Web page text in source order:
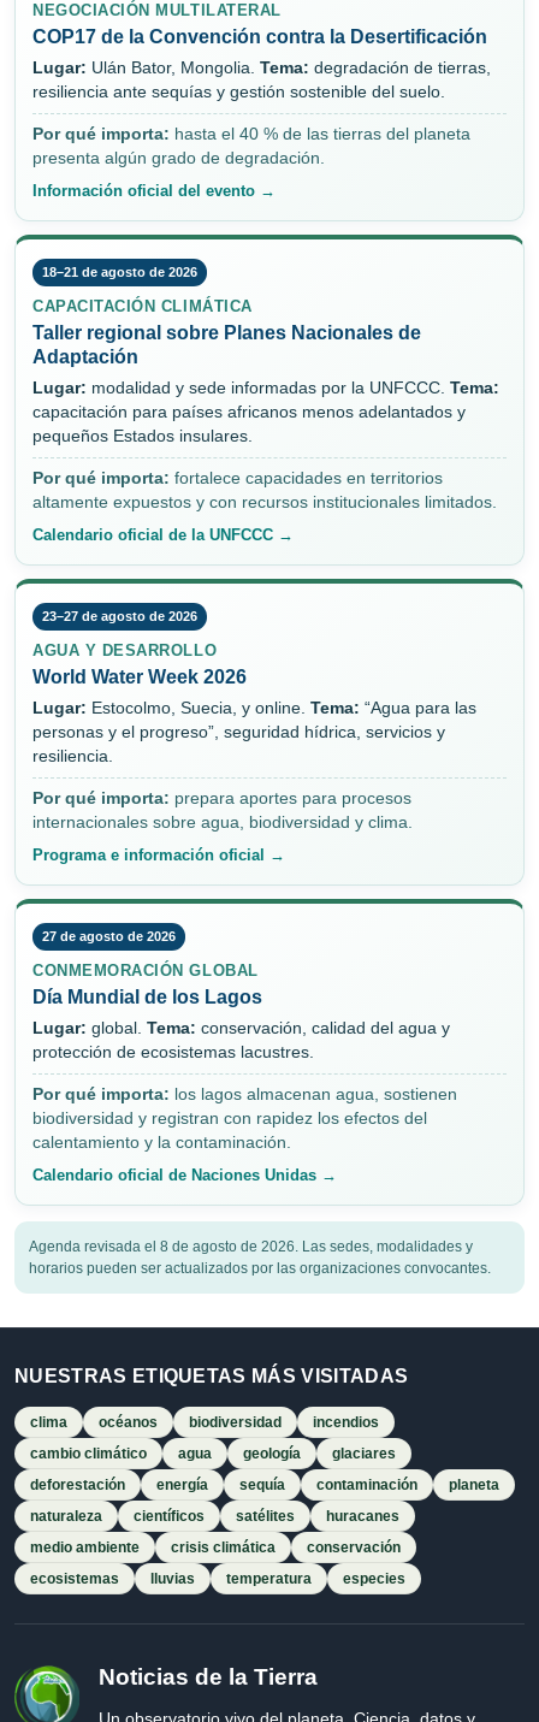
NEGOCIACIÓN MULTILATERAL
COP17 de la Convención contra la Desertificación
Lugar: Ulán Bator, Mongolia. Tema: degradación de tierras,
resiliencia ante sequías y gestión sostenible del suelo.
Por qué importa: hasta el 40 % de las tierras del planeta
presenta algún grado de degradación.
Información oficial del evento →
18–21 de agosto de 2026
CAPACITACIÓN CLIMÁTICA
Taller regional sobre Planes Nacionales de
Adaptación
Lugar: modalidad y sede informadas por la UNFCCC. Tema:
capacitación para países africanos menos adelantados y
pequeños Estados insulares.
Por qué importa: fortalece capacidades en territorios
altamente expuestos y con recursos institucionales limitados.
Calendario oficial de la UNFCCC →
23–27 de agosto de 2026
AGUA Y DESARROLLO
World Water Week 2026
Lugar: Estocolmo, Suecia, y online. Tema: “Agua para las
personas y el progreso”, seguridad hídrica, servicios y
resiliencia.
Por qué importa: prepara aportes para procesos
internacionales sobre agua, biodiversidad y clima.
Programa e información oficial →
27 de agosto de 2026
CONMEMORACIÓN GLOBAL
Día Mundial de los Lagos
Lugar: global. Tema: conservación, calidad del agua y
protección de ecosistemas lacustres.
Por qué importa: los lagos almacenan agua, sostienen
biodiversidad y registran con rapidez los efectos del
calentamiento y la contaminación.
Calendario oficial de Naciones Unidas →
Agenda revisada el 8 de agosto de 2026. Las sedes, modalidades y
horarios pueden ser actualizados por las organizaciones convocantes.
NUESTRAS ETIQUETAS MÁS VISITADAS
clima océanos biodiversidad
incendios
cambio climático
agua geología
glaciares
deforestación
energía sequía contaminación
planeta
naturaleza
científicos satélites
huracanes
medio ambiente
crisis climática
conservación
ecosistemas
lluvias temperatura especies
Noticias de la Tierra